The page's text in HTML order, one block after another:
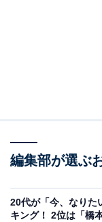
俳優としても常
編集部が選ぶ
20代が「今、なりた
キング！ 2位は「橋